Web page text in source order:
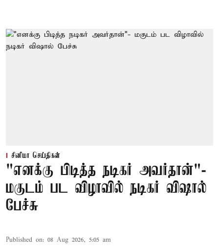
சினிமா செய்திகள்
"எனக்கு பிடித்த நடிகர் அவர்தான்"-
மகுடம் பட விழாவில் நடிகர் விஷால்
பேச்சு
Published on: 08 Aug 2026, 5:05 am